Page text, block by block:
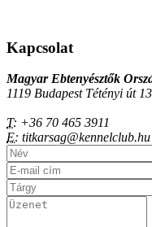
Kapcsolat
Magyar Ebtenyésztők
1119 Budapest Tétényi út
T: +36 70 465 3911
E: titkarsag@kennelclub.hu